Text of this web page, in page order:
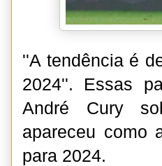
''A tendência é
2024''. Essas
André Cury
apareceu como
para 2024.